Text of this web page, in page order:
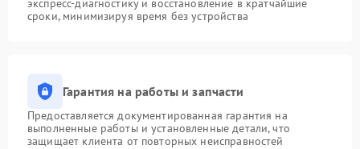
экспресс-диагностику и восстановление в кратчайшие
сроки, минимизируя время без устройства
Гарантия на работы и запчасти
Предоставляется документированная гарантия на
выполненные работы и установленные детали, что
защищает клиента от повторных неисправностей